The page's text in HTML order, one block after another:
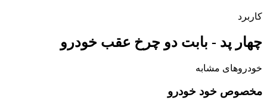
کاربرد
چهار پد - بابت دو چرخ عقب خودرو
خودروهای مشابه
مخصوص خود خودرو